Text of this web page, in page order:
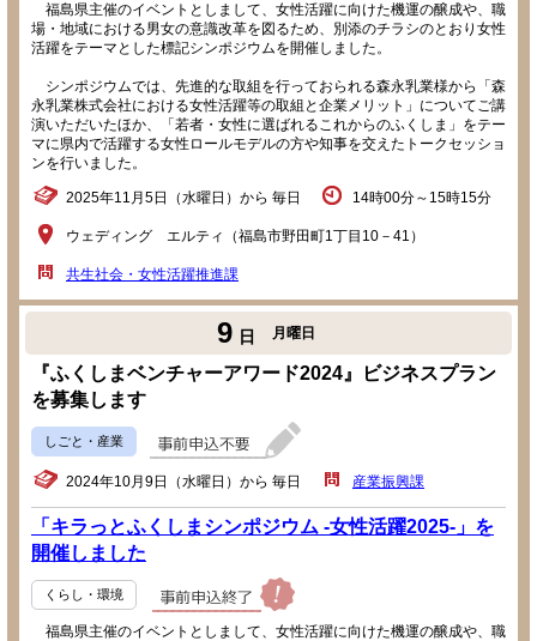
福島県主催のイベントとしまして、女性活躍に向けた機運の醸成や、職
場・地域における男女の意識改革を図るため、別添のチラシのとおり女性
活躍をテーマとした標記シンポジウムを開催しました。
シンポジウムでは、先進的な取組を行っておられる森永乳業様から「森
永乳業株式会社における女性活躍等の取組と企業メリット」についてご講
演いただいたほか、「若者・女性に選ばれるこれからのふくしま」をテー
マに県内で活躍する女性ロールモデルの方や知事を交えたトークセッショ
ンを行いました。
2025年11月5日（水曜日）から 毎日 14時00分～15時15分
ウェディング エルティ（福島市野田町1丁目10－41）
共生社会・女性活躍推進課
9 日 月曜日
『ふくしまベンチャーアワード2024』ビジネスプラン
を募集します
しごと・産業
2024年10月9日（水曜日）から 毎日 産業振興課
「キラっとふくしまシンポジウム -女性活躍2025-」を
開催しました
くらし・環境
福島県主催のイベントとしまして、女性活躍に向けた機運の醸成や、職